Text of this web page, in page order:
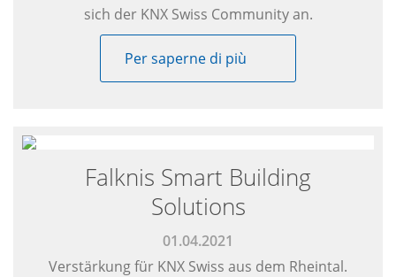
sich der KNX Swiss Community an.
Per saperne di più
Falknis Smart Building
Solutions
01.04.2021
Verstärkung für KNX Swiss aus dem Rheintal.